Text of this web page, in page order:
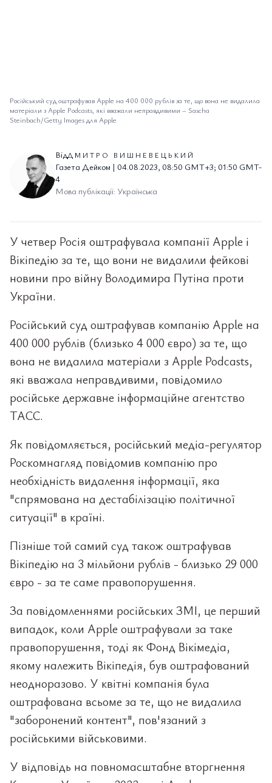
Російський суд оштрафував Apple на 400 000 рублів за те, що вона не видалила
матеріали з Apple Podcasts, які вважали неправдивими – Sascha
Steinbach/Getty Images для Apple
ВідДМИТРО ВИШНЕВЕЦЬКИЙ
Газета Дейком | 04.08.2023, 08:50 GMT+3; 01:50 GMT-
4
Мова публікації: Українська
У четвер Росія оштрафувала компанії Apple і
Вікіпедію за те, що вони не видалили фейкові
новини про війну Володимира Путіна проти
України.
Російський суд оштрафував компанію Apple на
400 000 рублів (близько 4 000 євро) за те, що
вона не видалила матеріали з Apple Podcasts,
які вважала неправдивими, повідомило
російське державне інформаційне агентство
ТАСС.
Як повідомляється, російський медіа-регулятор
Роскомнагляд повідомив компанію про
необхідність видалення інформації, яка
"спрямована на дестабілізацію політичної
ситуації" в країні.
Пізніше той самий суд також оштрафував
Вікіпедію на 3 мільйони рублів - близько 29 000
євро - за те саме правопорушення.
За повідомленнями російських ЗМІ, це перший
випадок, коли Apple оштрафували за таке
правопорушення, тоді як Фонд Вікімедіа,
якому належить Вікіпедія, був оштрафований
неодноразово. У квітні компанія була
оштрафована всьоме за те, що не видалила
"заборонений контент", пов'язаний з
російськими військовими.
У відповідь на повномасштабне вторгнення